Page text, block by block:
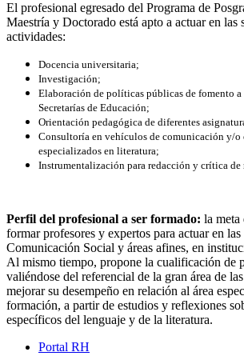
El profesional egresado del Programa de
Maestría y Doctorado está apto a actuar en las
actividades:
Docencia universitaria;
Investigación;
Elaboración de políticas públicas de fomento a
Secretarías de Educación;
Orientación pedagógica de diferentes
Consultoría en vehículos de comunicación y/o
especializados en literatura;
Instrumentalización para redacción y crítica de
Perfil del profesional a ser formado: la
formar profesores y expertos para actuar en las
Comunicación Social y áreas afines, en
Al mismo tiempo, propone la cualificación de
valiéndose del referencial de la gran área de
mejorar su desempeño en relación al área
formación, a partir de estudios y reflexiones
específicos del lenguaje y de la literatura.
Portal RH